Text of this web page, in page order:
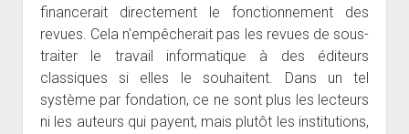
financerait directement le fonctionnement des
revues. Cela n'empêcherait pas les revues de sous-
traiter le travail informatique à des éditeurs
classiques si elles le souhaitent. Dans un tel
système par fondation, ce ne sont plus les lecteurs
ni les auteurs qui payent, mais plutôt les institutions,